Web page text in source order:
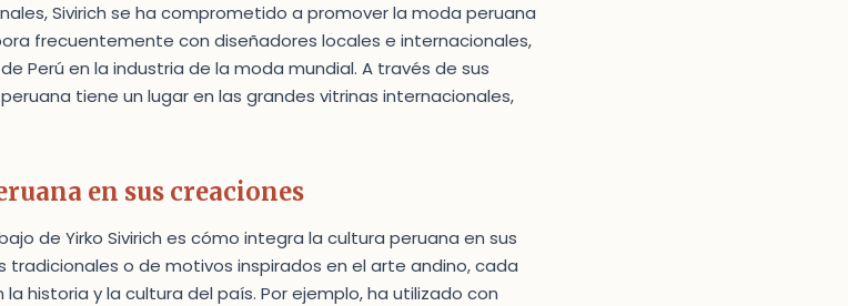
Sivirich se ha comprometido a promover la moda peruana
frecuentemente con diseñadores locales e internacionales,
Perú en la industria de la moda mundial. A través de sus
tiene un lugar en las grandes vitrinas internacionales,
en sus creaciones
de Yirko Sivirich es cómo integra la cultura peruana en sus
tradicionales o de motivos inspirados en el arte andino, cada
historia y la cultura del país. Por ejemplo, ha utilizado con